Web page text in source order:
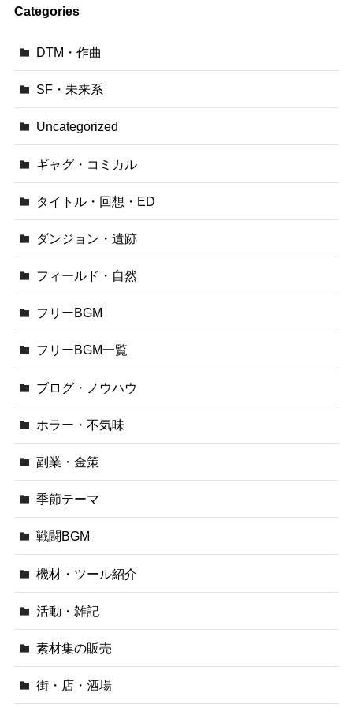
Categories
DTM・作曲
SF・未来系
Uncategorized
ギャグ・コミカル
タイトル・回想・ED
ダンジョン・遺跡
フィールド・自然
フリーBGM
フリーBGM一覧
ブログ・ノウハウ
ホラー・不気味
副業・金策
季節テーマ
戦闘BGM
機材・ツール紹介
活動・雑記
素材集の販売
街・店・酒場